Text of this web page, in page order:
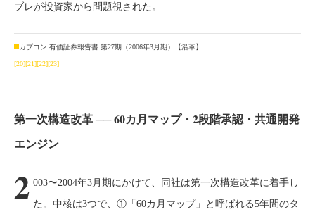
ブレが投資家から問題視された。
カプコン 有価証券報告書 第27期（2006年3月期）【沿革】
[20][21][22][23]
第一次構造改革 ── 60カ月マップ・2段階承認・共通開発
エンジン
2 003〜2004年3月期にかけて、同社は第一次構造改革に着手し
た。中核は3つで、①「60カ月マップ」と呼ばれる5年間のタ